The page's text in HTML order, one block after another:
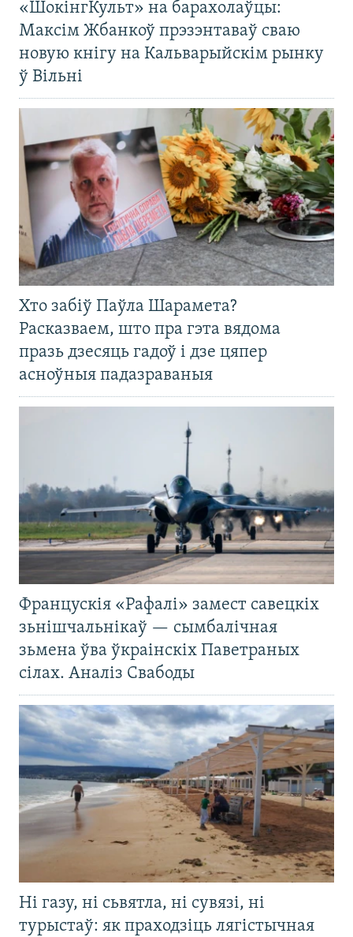
«ШокінгКульт» на барахолаўцы:
Максім Жбанкоў прэзэнтаваў сваю
новую кнігу на Кальварыйскім рынку
ў Вільні
Хто забіў Паўла Шарамета?
Расказваем, што пра гэта вядома
празь дзесяць гадоў і дзе цяпер
асноўныя падазраваныя
Францускія «Рафалі» замест савецкіх
зьнішчальнікаў — сымбалічная
зьмена ўва ўкраінскіх Паветраных
сілах. Аналіз Свабоды
Ні газу, ні сьвятла, ні сувязі, ні
турыстаў: як праходзіць лягістычная